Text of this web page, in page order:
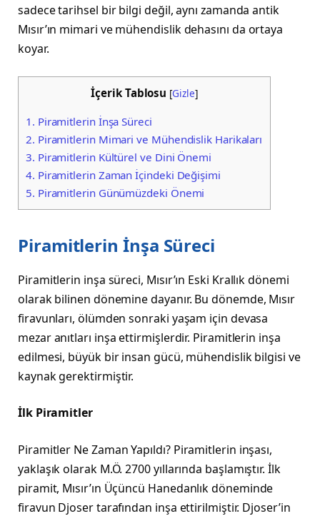
sadece tarihsel bir bilgi değil, aynı zamanda antik
Mısır’ın mimari ve mühendislik dehasını da ortaya
koyar.
İçerik Tablosu [Gizle]
1. Piramitlerin İnşa Süreci
2. Piramitlerin Mimari ve Mühendislik Harikaları
3. Piramitlerin Kültürel ve Dini Önemi
4. Piramitlerin Zaman İçindeki Değişimi
5. Piramitlerin Günümüzdeki Önemi
Piramitlerin İnşa Süreci
Piramitlerin inşa süreci, Mısır’ın Eski Krallık dönemi
olarak bilinen dönemine dayanır. Bu dönemde, Mısır
firavunları, ölümden sonraki yaşam için devasa
mezar anıtları inşa ettirmişlerdir. Piramitlerin inşa
edilmesi, büyük bir insan gücü, mühendislik bilgisi ve
kaynak gerektirmiştir.
İlk Piramitler
Piramitler Ne Zaman Yapıldı? Piramitlerin inşası,
yaklaşık olarak M.Ö. 2700 yıllarında başlamıştır. İlk
piramit, Mısır’ın Üçüncü Hanedanlık döneminde
firavun Djoser tarafından inşa ettirilmiştir. Djoser’in